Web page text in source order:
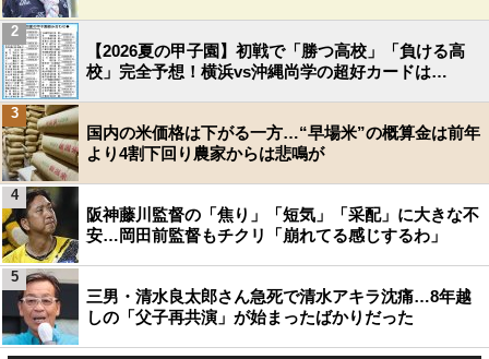
【2026夏の甲子園】初戦で「勝つ高校」「負ける高
校」完全予想！横浜vs沖縄尚学の超好カードは…
2
国内の米価格は下がる一方…“早場米”の概算金は前年
より4割下回り農家からは悲鳴が
3
阪神藤川監督の「焦り」「短気」「采配」に大きな不
安…岡田前監督もチクリ「崩れてる感じするわ」
4
三男・清水良太郎さん急死で清水アキラ沈痛…8年越
しの「父子再共演」が始まったばかりだった
5